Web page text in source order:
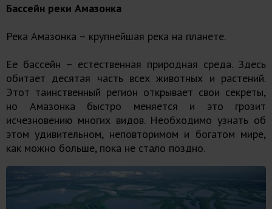
Бассейн реки Амазонка
Река Амазонка – крупнейшая река на планете.
Ее бассейн – естественная природная среда. Здесь
обитает десятая часть всех животных и растений.
Этот таинственный регион открывает свои секреты,
но Амазонка быстро меняется и это грозит
исчезновению многих видов. Необходимо узнать об
этом удивительном, неповторимом и богатом мире,
как можно больше, пока не стало поздно.